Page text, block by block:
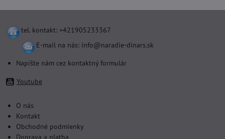
tel. kontakt: +421905233367
E-mail na nás: info@naradie-dinars.sk
Napíšte nám cez kontaktný formulár
Youtube
O nás
Kontakt
Obchodné podmienky
Doprava a platba